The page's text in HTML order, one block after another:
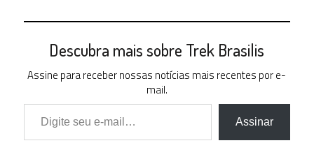
Descubra mais sobre Trek Brasilis
Assine para receber nossas notícias mais recentes por e-
mail.
Digite seu e-mail…
Assinar